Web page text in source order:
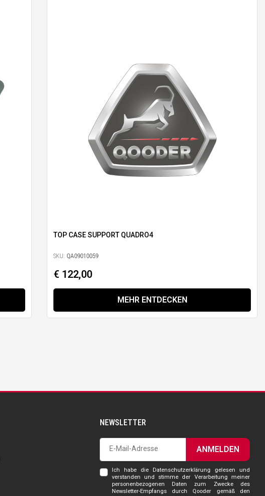
TOP CASE SUPPORT QUADRO4
SKU: QA09010059
€ 122,00
MEHR ENTDECKEN
NEWSLETTER
ANMELDEN
Ich habe die Datenschutzerklärung gelesen und
verstanden und stimme der Verarbeitung meiner
personenbezogenen Daten zum Zwecke des
Newsletter-Empfangs durch Qooder gemäß den